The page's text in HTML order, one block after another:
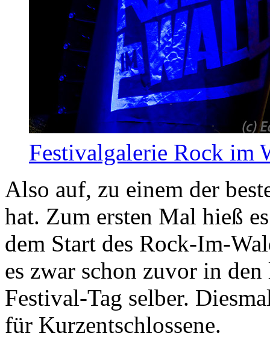
Festivalgalerie Rock im
Also auf, zu einem der
hat. Zum ersten Mal hieß
dem Start des Rock-Im-
es zwar schon zuvor in
Festival-Tag selber.
für Kurzentschlossene.